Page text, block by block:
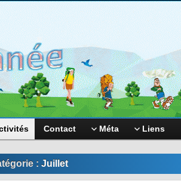
Contact Méta Liens
: Juillet